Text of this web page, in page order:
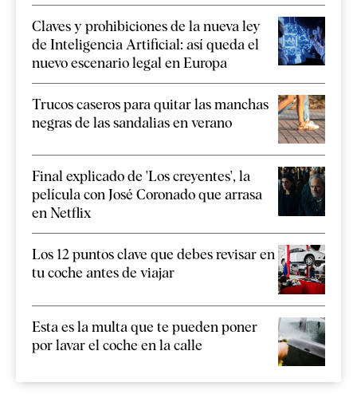
Claves y prohibiciones de la nueva ley
de Inteligencia Artificial: así queda el
nuevo escenario legal en Europa
Trucos caseros para quitar las manchas
negras de las sandalias en verano
Final explicado de 'Los creyentes', la
película con José Coronado que arrasa
en Netflix
Los 12 puntos clave que debes revisar en
tu coche antes de viajar
Esta es la multa que te pueden poner
por lavar el coche en la calle